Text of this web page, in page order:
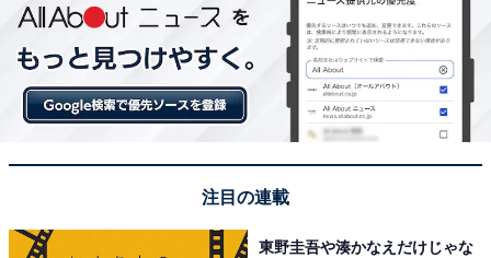
注目の連載
東野圭吾や湊かなえだけじゃな